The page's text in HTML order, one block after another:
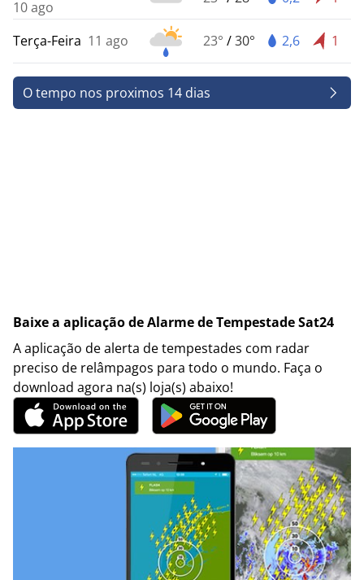
10 ago
Terça-Feira 11 ago 23° /30° 2,6 1
O tempo nos proximos 14 dias
Baixe a aplicação de Alarme de Tempestade Sat24
A aplicação de alerta de tempestades com radar
preciso de relâmpagos para todo o mundo. Faça o
download agora na(s) loja(s) abaixo!